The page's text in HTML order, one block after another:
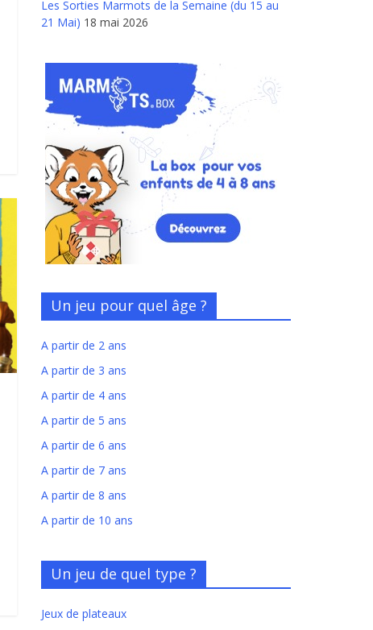
Les Sorties Marmots de la Semaine (du 15 au
21 Mai) 18 mai 2026
Un jeu pour quel âge ?
A partir de 2 ans
A partir de 3 ans
A partir de 4 ans
A partir de 5 ans
A partir de 6 ans
A partir de 7 ans
A partir de 8 ans
A partir de 10 ans
Un jeu de quel type ?
Jeux de plateaux